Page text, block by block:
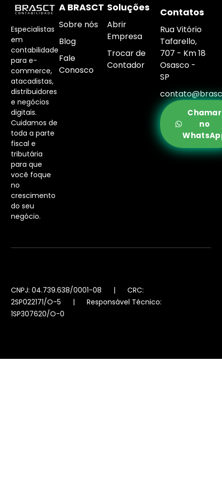
Especialistas
em
contabilidade
para e-
commerce,
atacadistas,
distribuidores
e negócios
digitais.
Cuidamos de
toda a parte
fiscal e
tributária
para que
você foque
no
crescimento
do seu
negócio.
A BRASCT
Sobre nós
Blog
Fale
Conosco
Soluções
Abrir
Empresa
Trocar de
Contador
Contatos
Rua Vitório
Tafarello,
707 - Km 18
Osasco -
SP
Chamar
no
CNPJ: 04.739.638/0001-08 | CRC:
2SP022171/O-5 | Responsável Técnico:
1SP307620/O-0